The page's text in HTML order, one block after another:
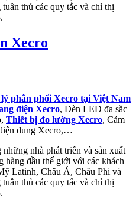
thủ các quy tắc và chỉ thị
Xecro
phân phối Xecro tại Việt Nam
điện Xecro, Đèn LED đa sắc
Thiết bị đo lường Xecro, Cảm
dung Xecro,…
những nhà phát triển và sản xuất
hàng đầu thế giới với các khách
Latinh, Châu Á, Châu Phi và
thủ các quy tắc và chỉ thị